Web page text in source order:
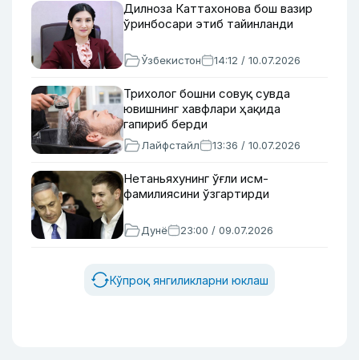
Дилноза Каттахонова бош вазир
ўринбосари этиб тайинланди
Ўзбекистон 14:12 / 10.07.2026
Трихолог бошни совуқ сувда
ювишнинг хавфлари ҳақида
гапириб берди
Лайфстайл 13:36 / 10.07.2026
Нетаньяхунинг ўғли исм-
фамилиясини ўзгартирди
Дунё 23:00 / 09.07.2026
Кўпроқ янгиликларни юклаш